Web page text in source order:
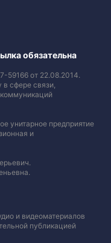
обязательна
59166 от 22.08.2014.
сфере связи,
унитарное предприятие
и
и видеоматериалов
публикацией